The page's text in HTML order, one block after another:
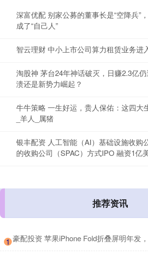
深富优配 别家公募的董事长是“空降兵”
成了“自己人”
智云理财 中小上市公司算力租赁业务进
淘股神 茅台24年神话破灭，日赚2.3亿
溃还是新势力崛起？
牛牛策略 一生好运，贵人保佑：这四大
_羊人_属猪
银丰配资 人工智能（AI）基础设施收购
的收购公司（SPAC）方式IPO 融资1亿
推荐资讯
1 豪配投资 苹果iPhone Fold折叠屏明年发